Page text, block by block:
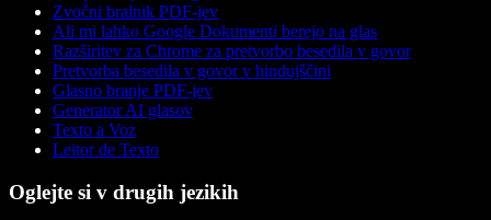
Zvočni bralnik PDF-jev
Ali mi lahko Google Dokumenti berejo na glas
Razširitev za Chrome za pretvorbo besedila v govor
Pretvorba besedila v govor v hindujščini
Glasno branje PDF-jev
Generator AI glasov
Texto a Voz
Leitor de Texto
Oglejte si v drugih jezikih